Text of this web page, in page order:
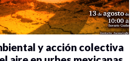
y acción colectiva